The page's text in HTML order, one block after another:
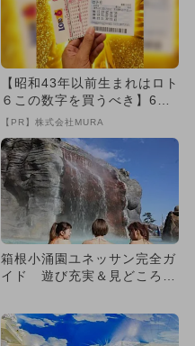
【昭和43年以前生まれはロト
６この数字を買うべき】6つ
の数字が「完全一致」する
【PR】株式会社MURA
箱根小涌園ユネッサン完全ガ
イド 遊び充実＆見どころ全